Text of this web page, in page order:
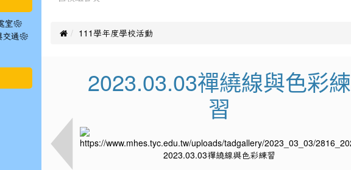
 111學年度學校活動
2023.03.03禪繞線與色彩練
習
室❀
交通❀